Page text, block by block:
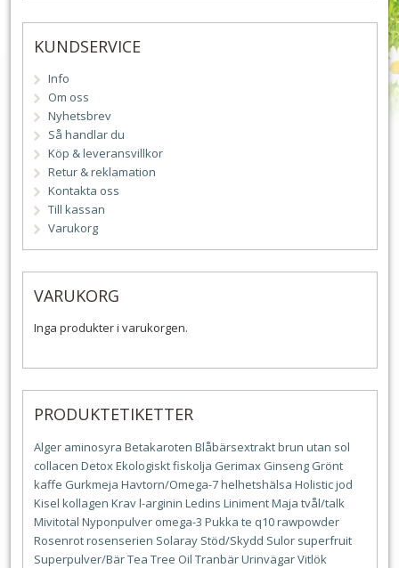
KUNDSERVICE
Info
Om oss
Nyhetsbrev
Så handlar du
Köp & leveransvillkor
Retur & reklamation
Kontakta oss
Till kassan
Varukorg
VARUKORG
Inga produkter i varukorgen.
PRODUKTETIKETTER
Alger aminosyra Betakaroten Blåbärsextraktbrun utan sol
collacen DetoxEkologisktfiskolja Gerimax Ginseng Grönt
kaffe Gurkmeja Havtorn/Omega-7helhetshälsa Holisticjod
Kisel kollagen Kravl-arginin Ledins LinimentMaja tvål/talk
Mivitotal Nyponpulver omega-3 Pukka te q10rawpowder
Rosenrotrosenserien Solaray Stöd/Skydd Sulor superfruit
Superpulver/BärTea Tree Oil TranbärUrinvägarVitlök